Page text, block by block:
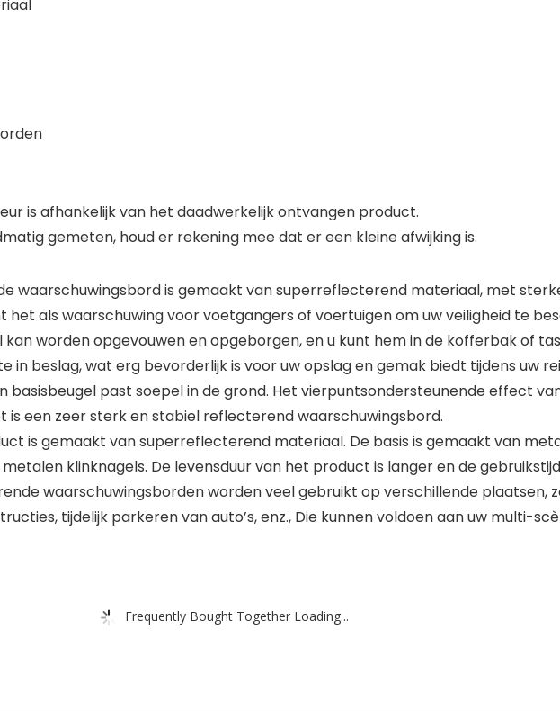
is afhankelijk van het daadwerkelijk ontvangen product.
gemeten, houd er rekening mee dat er een kleine afwijking is.
waarschuwingsbord is gemaakt van superreflecterend materiaal, met
het als waarschuwing voor voetgangers of voertuigen om uw veiligheid te
kan worden opgevouwen en opgeborgen, en u kunt hem in de kofferbak of
in beslag, wat erg bevorderlijk is voor uw opslag en gemak biedt tijdens uw
basisbeugel past soepel in de grond. Het vierpuntsondersteunende effect
is een zeer sterk en stabiel reflecterend waarschuwingsbord.
is gemaakt van superreflecterend materiaal. De basis is gemaakt van
klinknagels. De levensduur van het product is langer en de
waarschuwingsborden worden veel gebruikt op verschillende plaatsen,
tijdelijk parkeren van auto’s, enz., Die kunnen voldoen aan uw multi-
Frequently Bought Together Loading...